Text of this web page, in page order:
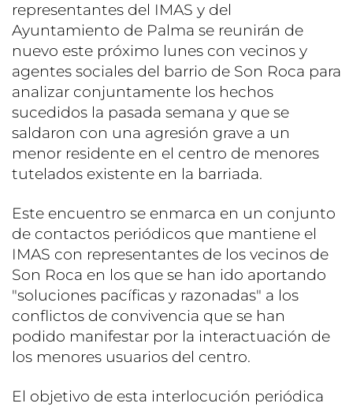
representantes del IMAS y del
Ayuntamiento de Palma se reunirán de
nuevo este próximo lunes con vecinos y
agentes sociales del barrio de Son Roca para
analizar conjuntamente los hechos
sucedidos la pasada semana y que se
saldaron con una agresión grave a un
menor residente en el centro de menores
tutelados existente en la barriada.
Este encuentro se enmarca en un conjunto
de contactos periódicos que mantiene el
IMAS con representantes de los vecinos de
Son Roca en los que se han ido aportando
"soluciones pacíficas y razonadas" a los
conflictos de convivencia que se han
podido manifestar por la interactuación de
los menores usuarios del centro.
El objetivo de esta interlocución periódica